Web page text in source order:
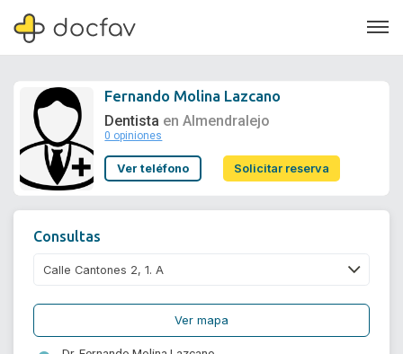
Soporte
Fernando Molina Lazcano
Dentista en Almendralejo
0 opiniones
Ver teléfono Solicitar reserva
Consultas
Ver mapa